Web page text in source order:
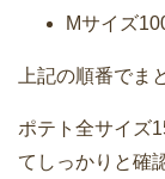
Mサイズ
上記の順番でま
ポテト全サイズ
てしっかりと確